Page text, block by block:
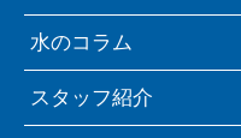
水のコラム
スタッフ紹介